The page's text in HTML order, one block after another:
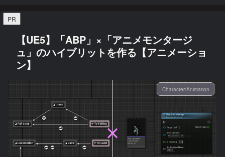
PR
【UE5】「ABP」×「アニメモンタージ
ュ」のハイブリットを作る【アニメーショ
ン】
Character/Animation